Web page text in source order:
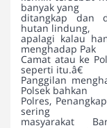
banyak yang
ditangkap dan
hutan lindung,
apalagi kalau
menghadap Pak
Camat atau ke
seperti itu.â€
Panggilan
Polsek bahkan
Polres,
sering
masyarakat